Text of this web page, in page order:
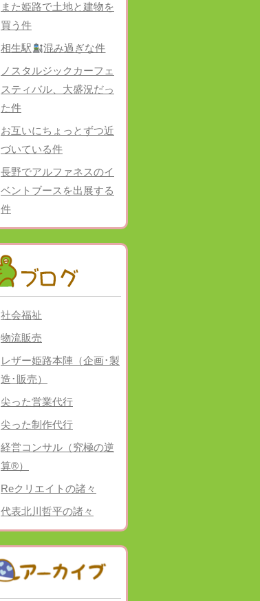
また姫路で土地と建物を
買う件
相生駅
混み過ぎな件
ノスタルジックカーフェ
スティバル、大盛況だっ
た件
お互いにちょっとずつ近
づいている件
長野でアルファネスのイ
ベントブースを出展する
件
社会福祉
物流販売
レザー姫路本陣（企画･製
造･販売）
尖った営業代行
尖った制作代行
経営コンサル（究極の逆
算®）
Reクリエイトの諸々
代表北川哲平の諸々